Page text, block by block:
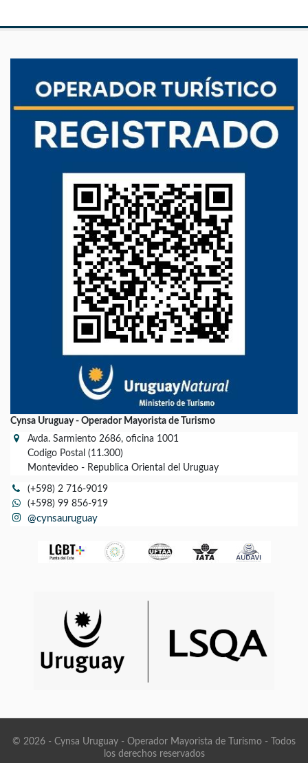
Cynsa Uruguay - Operador Mayorista de Turismo
Avda. Sarmiento 2686, oficina 1001
Codigo Postal (11.300)
Montevideo - Republica Oriental del Uruguay
(+598) 2 716-9019
(+598) 99 856-919
@cynsauruguay
© 2026 - Cynsa Uruguay - Operador Mayorista de Turismo - Todos
los derechos reservados